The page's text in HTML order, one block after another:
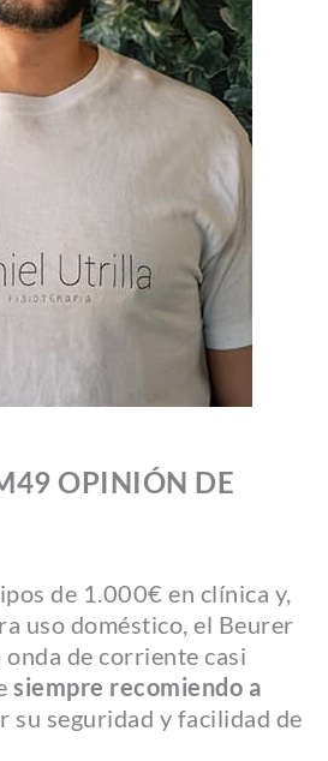
OPINIÓN DE
de 1.000€ en clínica y,
uso doméstico, el Beurer
de corriente casi
siempre recomiendo a
su seguridad y facilidad de